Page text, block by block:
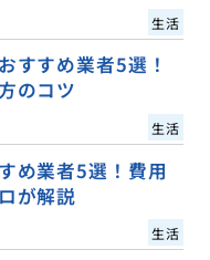
生活
すすめ業者5選！
のコツ
生活
め業者5選！費用
が解説
生活